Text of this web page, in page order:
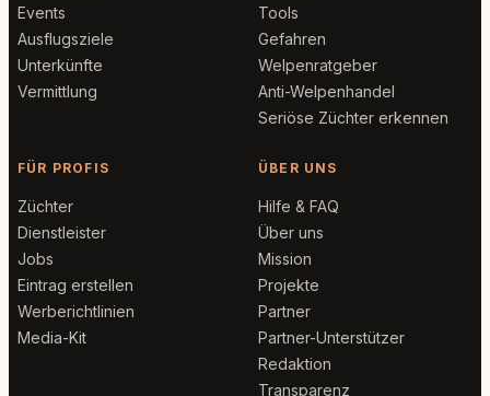
Events
Ausflugsziele
Unterkünfte
Vermittlung
Tools
Gefahren
Welpenratgeber
Anti-Welpenhandel
Seriöse Züchter erkennen
FÜR PROFIS
Züchter
Dienstleister
Jobs
Eintrag erstellen
Werberichtlinien
Media-Kit
ÜBER UNS
Hilfe & FAQ
Über uns
Mission
Projekte
Partner
Partner-Unterstützer
Redaktion
Transparenz